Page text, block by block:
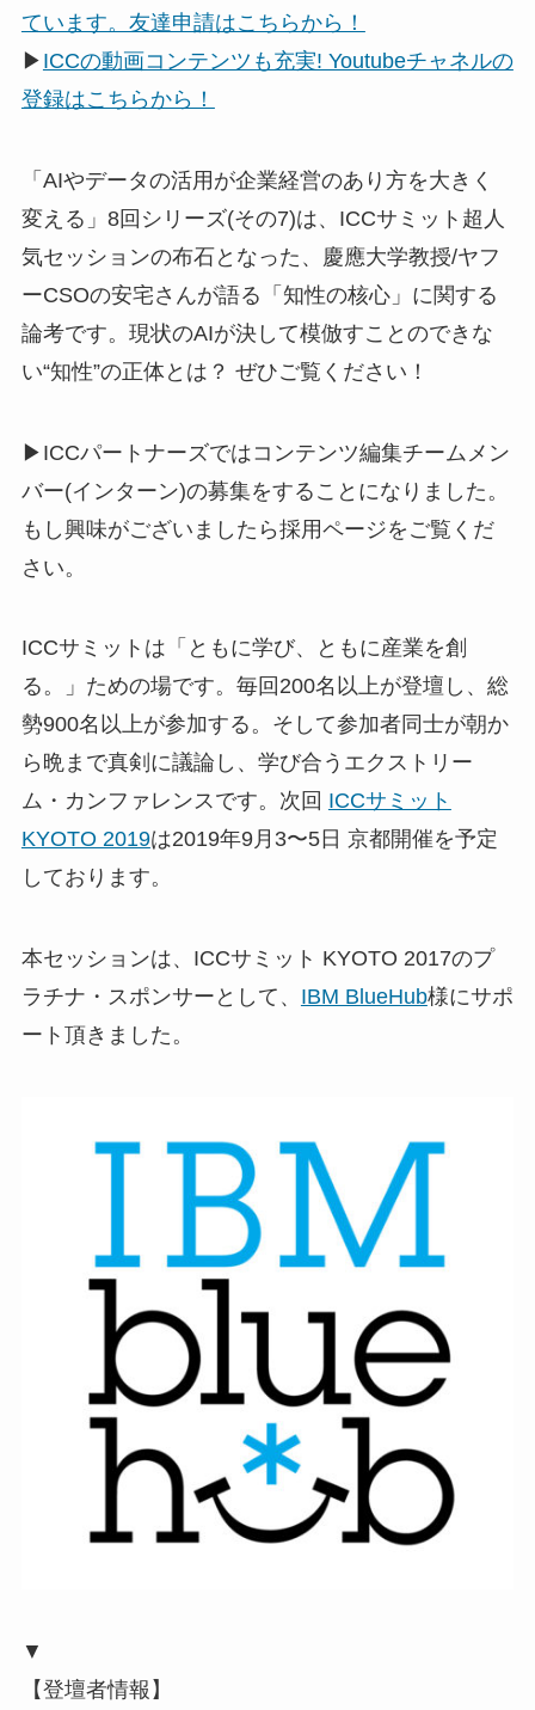
ています。友達申請はこちらから！
▶ ICCの動画コンテンツも充実! Youtubeチャネルの
登録はこちらから！
「AIやデータの活用が企業経営のあり方を大きく
変える」8回シリーズ(その7)は、ICCサミット超人
気セッションの布石となった、慶應大学教授/ヤフ
ーCSOの安宅さんが語る「知性の核心」に関する
論考です。現状のAIが決して模倣すことのできな
い“知性”の正体とは？ ぜひご覧ください！
▶ICCパートナーズではコンテンツ編集チームメン
バー(インターン)の募集をすることになりました。
もし興味がございましたら採用ページをご覧くだ
さい。
ICCサミットは「ともに学び、ともに産業を創
る。」ための場です。毎回200名以上が登壇し、総
勢900名以上が参加する。そして参加者同士が朝か
ら晩まで真剣に議論し、学び合うエクストリー
ム・カンファレンスです。次回 ICCサミット
KYOTO 2019は2019年9月3〜5日 京都開催を予定
しております。
本セッションは、ICCサミット KYOTO 2017のプ
ラチナ・スポンサーとして、 IBM BlueHub様にサポ
ート頂きました。
▼
【登壇者情報】